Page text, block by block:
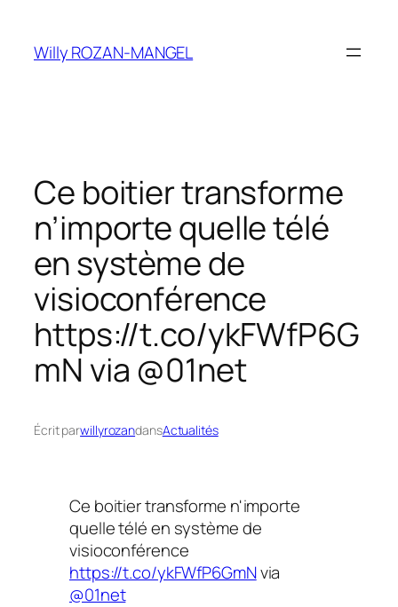
contenu
Willy ROZAN-MANGEL
Ce boitier transforme
n’importe quelle télé
en système de
visioconférence
https://t.co/ykFWfP6G
mN via @01net
Écrit parwillyrozandansActualités
Ce boitier transforme n'importe
quelle télé en système de
visioconférence
https://t.co/ykFWfP6GmNvia
@01net